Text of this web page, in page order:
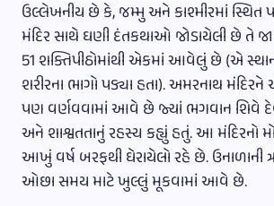
ઉલ્લેખનીય છે કે, જમ્મુ અને કાશ્મીરમાં સ્થિત
મંદિર સાથે ઘણી દંતકથાઓ જોડાયેલી છે તે
51 શક્તિપીઠોમાંથી એકમાં આવેલું છે (એ
શરીરના ભાગો પડ્યા હતા). અમરનાથ મંદિરને
પણ વર્ણવવામાં આવે છે જ્યાં ભગવાન શિવે
અને શાશ્વતતાનું રહસ્ય કહ્યું હતું. આ મંદિરનો
આખું વર્ષ બરફથી ઘેરાયેલો રહે છે.
ઓછા સમય માટે ખુલ્લું મૂકવામાં આવે છે.